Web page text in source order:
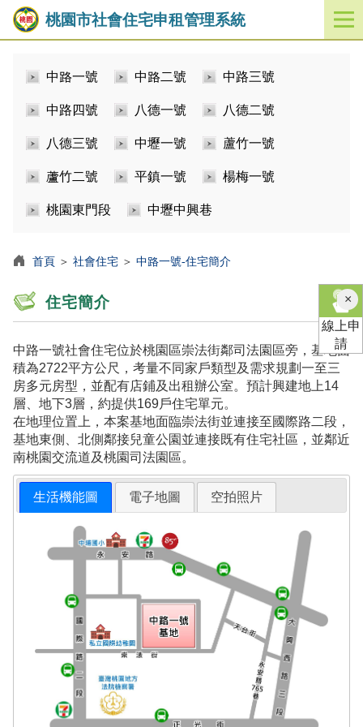
桃園市社會住宅申租管理系統
開
啟
中路一號 中路二號 中路三號
中路四號 八德一號 八德二號
八德三號 中壢一號 蘆竹一號
蘆竹二號 平鎮一號 楊梅一號
桃園東門段 中壢中興巷
首頁 ＞ 社會住宅 ＞ 中路一號-住宅簡介
住宅簡介
中路一號社會住宅位於桃園區崇法街鄰司法園區旁，基地面
積為2722平方公尺，考量不同家戶類型及需求規劃一至三
房多元房型，並配有店鋪及出租辦公室。預計興建地上14
層、地下3層，約提供169戶住宅單元。
在地理位置上，本案基地面臨崇法街並連接至國際路二段，
基地東側、北側鄰接兒童公園並連接既有住宅社區，並鄰近
南桃園交流道及桃園司法園區。
生活機能圖 電子地圖 空拍照片
×關
閉
線上申
請